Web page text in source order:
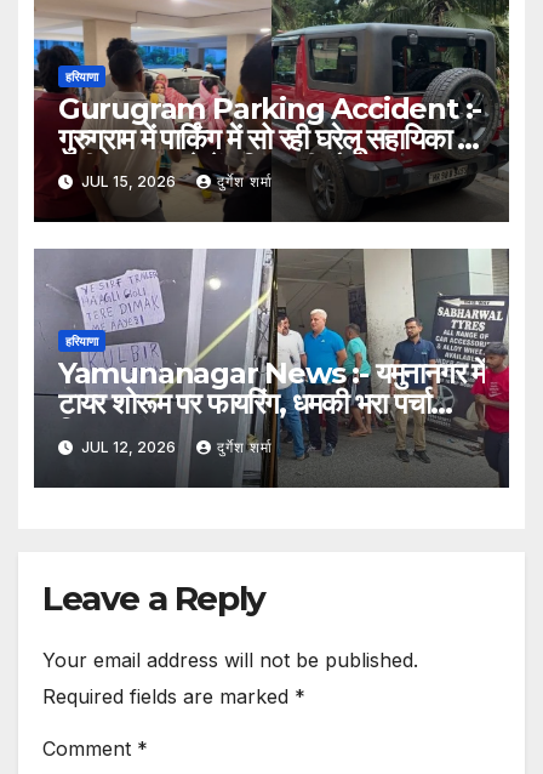
हरियाणा
Gurugram Parking Accident :-
गुरुग्राम में पार्किंग में सो रही घरेलू सहायिका पर
चढ़ी थार, हादसे में महिला की मौत
JUL 15, 2026 दुर्गेश शर्मा
हरियाणा
Yamunanagar News :- यमुनानगर में
टायर शोरूम पर फायरिंग, धमकी भरा पर्चा
चिपकाकर फरार हुए हमलावर
JUL 12, 2026 दुर्गेश शर्मा
Leave a Reply
Your email address will not be published.
Required fields are marked *
Comment *